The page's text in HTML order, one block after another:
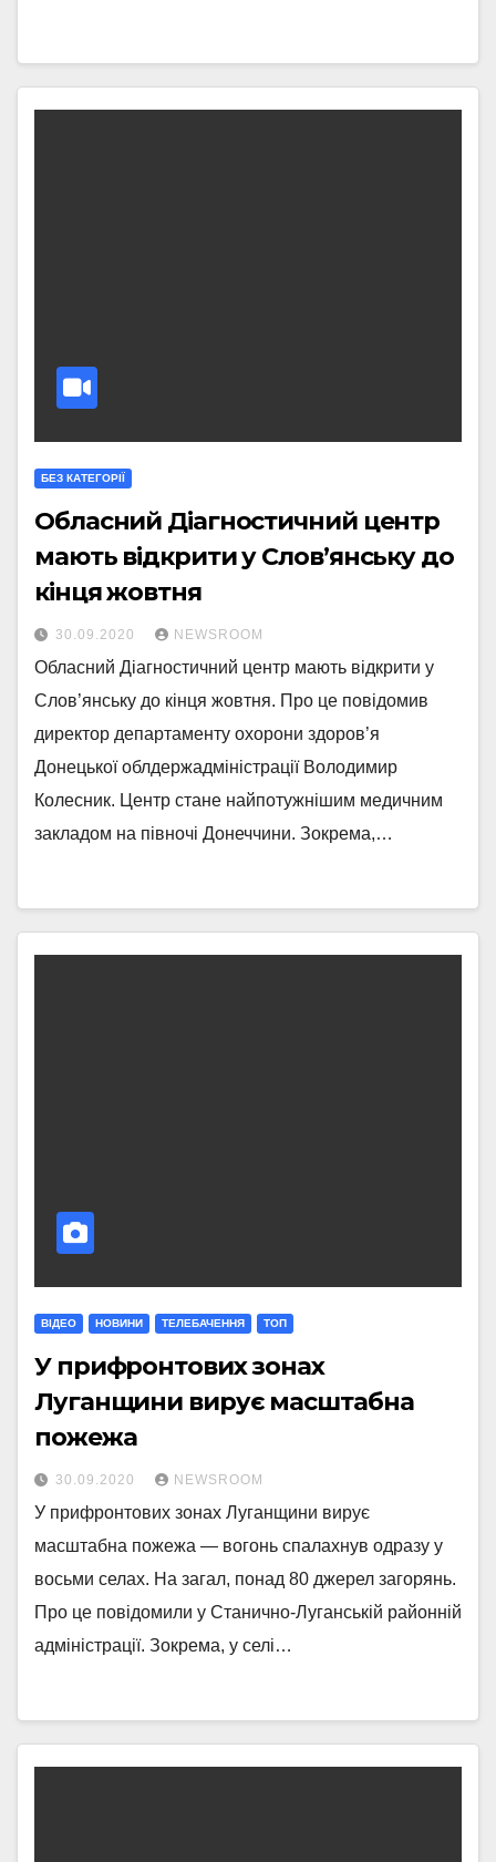
БЕЗ КАТЕГОРІЇ
Обласний Діагностичний центр
мають відкрити у Слов’янську до
кінця жовтня
30.09.2020 NEWSROOM
Обласний Діагностичний центр мають відкрити у
Слов’янську до кінця жовтня. Про це повідомив
директор департаменту охорони здоров’я
Донецької облдержадміністрації Володимир
Колесник. Центр стане найпотужнішим медичним
закладом на півночі Донеччини. Зокрема,…
ВІДЕО НОВИНИ ТЕЛЕБАЧЕННЯ ТОП
У прифронтових зонах
Луганщини вирує масштабна
пожежа
30.09.2020 NEWSROOM
У прифронтових зонах Луганщини вирує
масштабна пожежа — вогонь спалахнув одразу у
восьми селах. На загал, понад 80 джерел загорянь.
Про це повідомили у Станично-Луганській районній
адміністрації. Зокрема, у селі…